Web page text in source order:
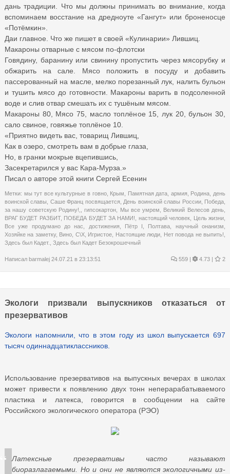
дань традиции. Что мы должны принимать во внимание, когда
вспоминаем восстание на дредноуте «Гангут» или броненосце
«Потёмкин».
Даи главное. Что же пишет в своей «Кулинарии» Лившиц.
Макароны отварные с мясом по-флотски
Говядину, баранину или свинину пропустить через мясорубку и
обжарить на сале. Мясо положить в посуду и добавить
пассерованный на масле, мелко порезанный лук, налить бульон
и тушить мясо до готовности. Макароны варить в подсоленной
воде и слив отвар смешать их с тушёным мясом.
Макароны 80, Мясо 75, масло топлёное 15, лук 20, бульон 30,
сало свиное, говяжье топлёное 10.
«Приятно видеть вас, товарищ Лившиц,
Как в озеро, смотреть вам в добрые глаза,
Но, в гранки мокрые вцепившись,
Засекретарился у вас Кара-Мурза.»
Писал о авторе этой книги Сергей Есенин
Метки: мы тут все культурные в говно, Крым Памятная дата армия Родина
день
воинской славы
Саше Франц посвящается День воинской славы России, Победа
за нашу советскую Родину!,
,гипсокартон Мы все умрем Великий Велесов день
ВРАГ БУДЕТ РАЗБИТ, ПОБЕДА БУДЕТ ЗА НАМИ! настоящий человек Цель жизни
Все уже продумано до нас
достижения Пётр I Полтава научный онанизм
Хозяйке на заметку, Вино С\Х, Игристое Настоящие люди Нет повода не выпить!
Здесь был Кадет.
Здесь был Кадет Безокрошечный
Написал barmalej 24.07.21 в 23:13:51 559 | 4.73 | 2
Экологи призвали выпускников отказаться от
презервативов
Экологи напомнили, что в этом году из школ выпускается 697
тысяч одиннадцатиклассников.
Использование презервативов на выпускных вечерах в школах
может привести к появлению двух тонн неперарабатываемого
пластика и латекса, говорится в сообщении на сайте
Российского экологического оператора (РЭО)
Латексные презервативы часто называют
биоразлагаемыми. Но и они не являются экологичными из-